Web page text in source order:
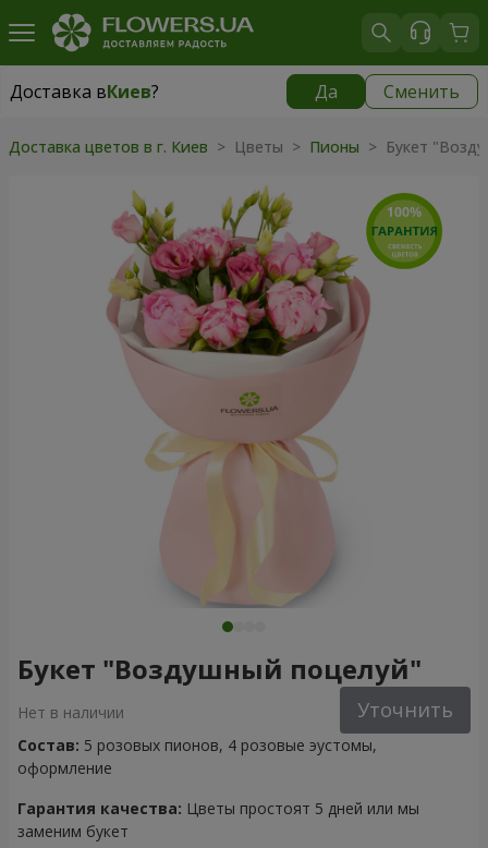
Доставка вКиев? Да Сменить
Доставка вКиев
Доставка цветов в г. Киев > Цветы > Пионы > Букет
Букет "Воздушный поцелуй"
Нет в наличии Уточнить
Состав: 5 розовых пионов, 4 розовые эустомы,
оформление
Гарантия качества: Цветы простоят 5 дней или мы
заменим букет